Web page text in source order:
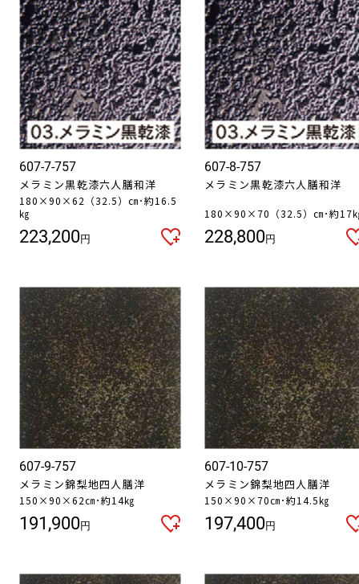
607-7-757
メラミン黒乾漆六人膳和洋
180×90×62（32.5）㎝･約16.5
㎏
223,200円
607-8-757
メラミン黒乾漆六人膳和洋
180×90×70（32.5）㎝･約17
228,800円
607-9-757
メラミン錦梨地四人膳洋
150×90×62㎝･約14㎏
191,900円
607-10-757
メラミン錦梨地四人膳洋
150×90×70㎝･約14.5㎏
197,400円